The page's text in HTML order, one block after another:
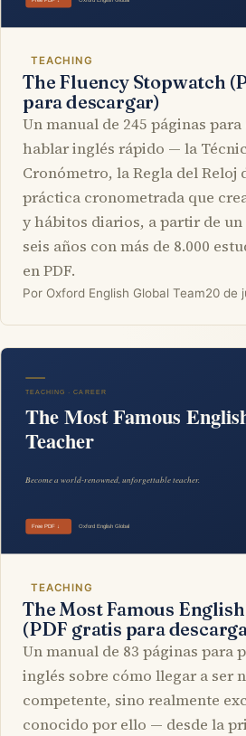
TEACHING
The Fluency Stopwatch
para descargar)
Un manual de 245 páginas para
hablar inglés rápido — la
Cronómetro, la Regla del Reloj
práctica cronometrada que
y hábitos diarios, a partir de un
seis años con más de 8.000
en PDF.
Por Oxford English Global Team20 de
TEACHING
The Most Famous
(PDF gratis para
Un manual de 83 páginas para
inglés sobre cómo llegar a ser
competente, sino realmente
conocido por ello — desde la